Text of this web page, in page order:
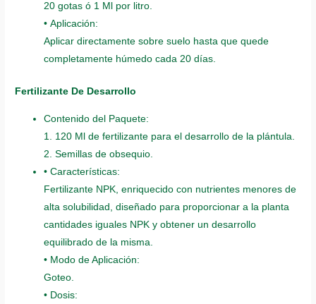
20 gotas ó 1 Ml por litro.
• Aplicación:
Aplicar directamente sobre suelo hasta que quede
completamente húmedo cada 20 días.
Fertilizante De Desarrollo
Contenido del Paquete:
1. 120 Ml de fertilizante para el desarrollo de la plántula.
2. Semillas de obsequio.
• Características:
Fertilizante NPK, enriquecido con nutrientes menores de
alta solubilidad, diseñado para proporcionar a la planta
cantidades iguales NPK y obtener un desarrollo
equilibrado de la misma.
• Modo de Aplicación:
Goteo.
• Dosis: